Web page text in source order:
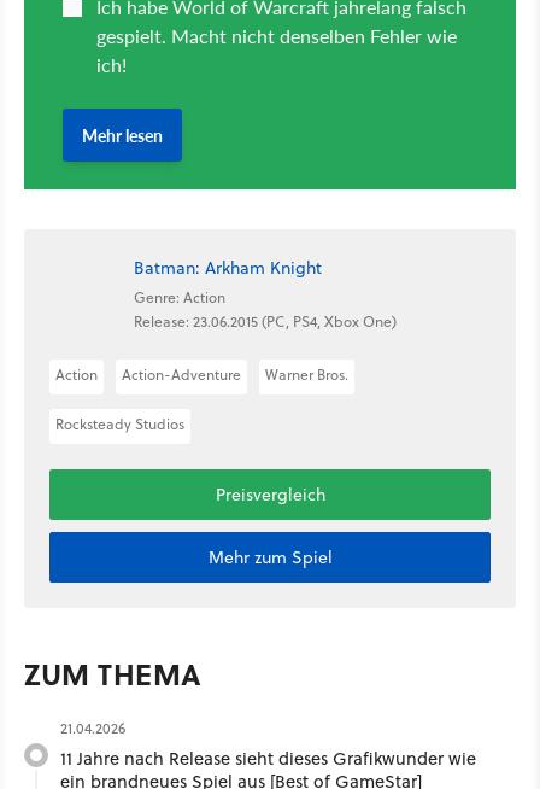
Batman: Arkham Knight
Genre: Action
Release: 23.06.2015 (PC, PS4, Xbox One)
Action Action-Adventure Warner Bros.
Rocksteady Studios
Preisvergleich
Mehr zum Spiel
ZUM THEMA
21.04.2026
11 Jahre nach Release sieht dieses Grafikwunder wie
ein brandneues Spiel aus [Best of GameStar]